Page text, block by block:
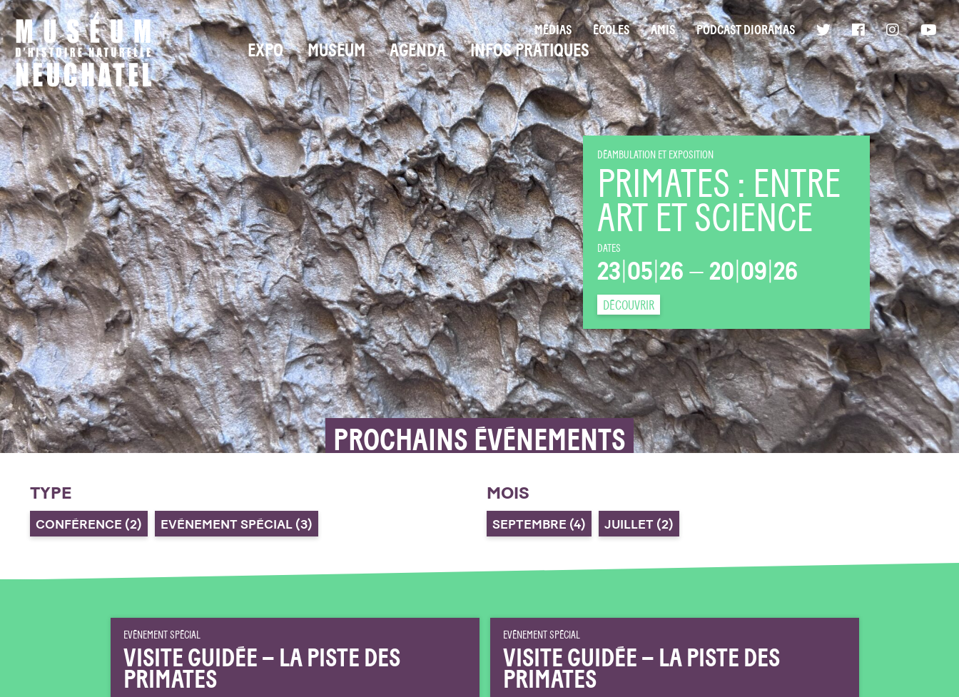
MÉDIAS ÉCOLES AMIS PODCAST DIORAMAS
EXPO MUSÉUM AGENDA INFOS PRATIQUES
DÉAMBULATION ET EXPOSITION
PRIMATES : ENTRE
ART ET SCIENCE
DATES
23 05 26 —20 09 26
DÉCOUVRIR
PROCHAINS ÉVÉNEMENTS
TYPE
CONFÉRENCE (2) EVÉNEMENT SPÉCIAL (3)
MOIS
SEPTEMBRE (4) JUILLET (2)
EVÉNEMENT SPÉCIAL
VISITE GUIDÉE – LA PISTE DES
PRIMATES
EVÉNEMENT SPÉCIAL
VISITE GUIDÉE – LA PISTE DES
PRIMATES